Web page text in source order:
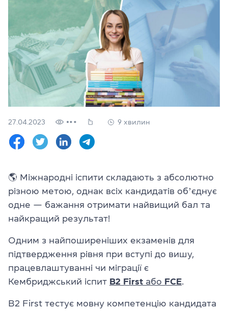
Перевірити свійрівень
Залишити заявку
RU
(044) 580 11 00
(050) 580 11 00
Дивитись на Google Maps
27.04.2023 9 хвилин
🌎 Міжнародні іспити складають з абсолютно
різною метою, однак всіх кандидатів обʼєднує
одне — бажання отримати найвищий бал та
найкращий результат!
Одним з найпоширеніших екзаменів для
підтвердження рівня при вступі до вишу,
працевлаштуванні чи міграції є
Кембриджський іспит B2 First або FCE.
B2 First тестує мовну компетенцію кандидата